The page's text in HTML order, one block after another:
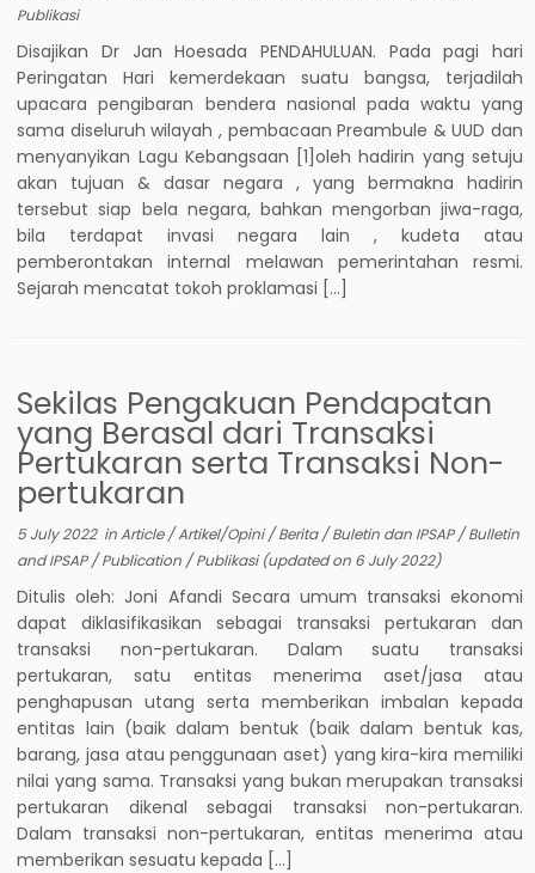
Publikasi
Disajikan Dr Jan Hoesada PENDAHULUAN. Pada pagi hari
Peringatan Hari kemerdekaan suatu bangsa, terjadilah
upacara pengibaran bendera nasional pada waktu yang
sama diseluruh wilayah , pembacaan Preambule & UUD dan
menyanyikan Lagu Kebangsaan [1]oleh hadirin yang setuju
akan tujuan & dasar negara , yang bermakna hadirin
tersebut siap bela negara, bahkan mengorban jiwa-raga,
bila terdapat invasi negara lain , kudeta atau
pemberontakan internal melawan pemerintahan resmi.
Sejarah mencatat tokoh proklamasi […]
Sekilas Pengakuan Pendapatan
yang Berasal dari Transaksi
Pertukaran serta Transaksi Non-
pertukaran
5 July 2022inArticle/Artikel/Opini/Berita/Buletin dan IPSAP/Bulletin
and IPSAP/Publication /Publikasi(updated on 6 July 2022)
Ditulis oleh: Joni Afandi Secara umum transaksi ekonomi
dapat diklasifikasikan sebagai transaksi pertukaran dan
transaksi non-pertukaran. Dalam suatu transaksi
pertukaran, satu entitas menerima aset/jasa atau
penghapusan utang serta memberikan imbalan kepada
entitas lain (baik dalam bentuk (baik dalam bentuk kas,
barang, jasa atau penggunaan aset) yang kira-kira memiliki
nilai yang sama. Transaksi yang bukan merupakan transaksi
pertukaran dikenal sebagai transaksi non-pertukaran.
Dalam transaksi non-pertukaran, entitas menerima atau
memberikan sesuatu kepada […]